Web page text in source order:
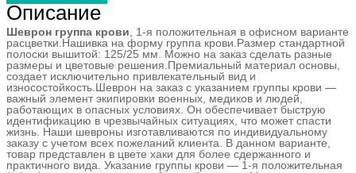
Описание
Шеврон группа крови , 1-я положительная в офисном варианте
расцветки.Нашивка на форму группа крови.Размер стандартной
полоски вышитой: 125/25 мм. Можно на заказ сделать разные
размеры и цветовые решения. Премиальный материал основы,
создает исключительно привлекательный вид и
износостойкость. Шеврон на заказ с указанием группы крови —
важный элемент экипировки военных, медиков и людей,
работающих в опасных условиях. Он обеспечивает быструю
идентификацию в чрезвычайных ситуациях, что может спасти
жизнь. Наши шевроны изготавливаются по индивидуальному
заказу с учетом всех пожеланий клиента. В данном варианте,
товар представлен в цвете хаки для более сдержанного и
практичного вида. Указание группы крови — 1-я положительная